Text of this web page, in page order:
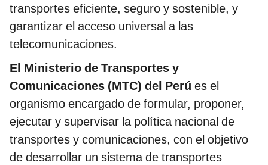
transportes eficiente, seguro y sostenible, y
garantizar el acceso universal a las
telecomunicaciones.
El Ministerio de Transportes y
Comunicaciones (MTC) del Perú es el
organismo encargado de formular, proponer,
ejecutar y supervisar la política nacional de
transportes y comunicaciones, con el objetivo
de desarrollar un sistema de transportes